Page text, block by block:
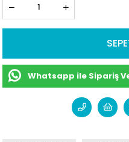
Whatsapp ile Sipariş